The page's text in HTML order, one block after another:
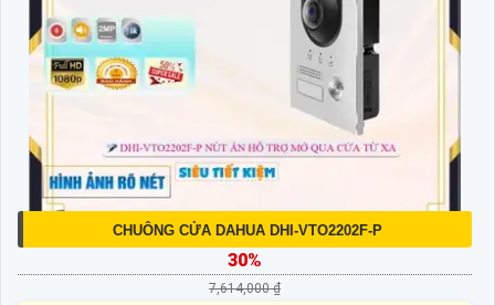
CHUÔNG CỬA DAHUA DHI-VTO2202F-P
30%
7,614,000 ₫